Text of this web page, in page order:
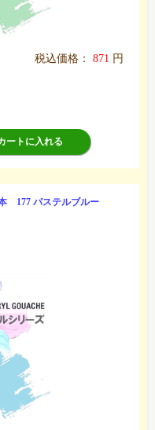
税込価格： 871 円
ートに入れる
177 パステルブルー